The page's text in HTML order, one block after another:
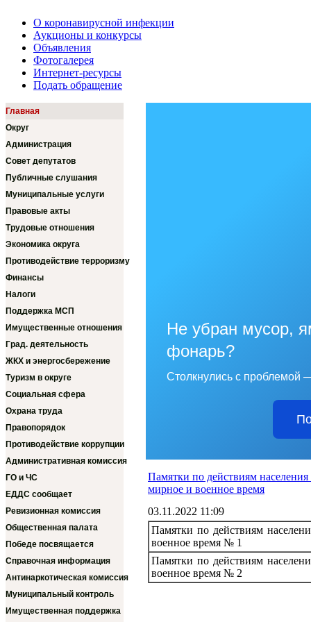
О коронавирусной инфекции
Аукционы и конкурсы
Объявления
Фотогалерея
Интернет-ресурсы
Подать обращение
Главная
Округ
Администрация
Совет депутатов
Публичные слушания
Муниципальные услуги
Правовые акты
Трудовые отношения
Экономика округа
Противодействие терроризму
Финансы
Налоги
Поддержка МСП
Имущественные отношения
Град. деятельность
ЖКХ и энергосбережение
Туризм в округе
Социальная сфера
Охрана труда
Правопорядок
Противодействие коррупции
Административная комиссия
ГО и ЧС
ЕДДС сообщает
Ревизионная комиссия
Общественная палата
Победе посвящается
Справочная информация
Антинаркотическая комиссия
Муниципальный контроль
Имущественная поддержка
Не убран мусор,
фонарь?
Столкнулись с проблемой
Памятки по действиям
мирное и военное время
03.11.2022 11:09
Памятки по действиям
военное время № 1
Памятки по действиям
военное время № 2